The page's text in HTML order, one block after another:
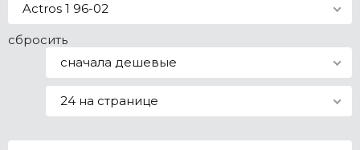
Actros 1 96-02
сбросить
сначала дешевые
24 на странице